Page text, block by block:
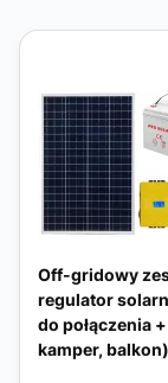
Off-gridowy
regulator
do połączenia
kamper, balkon)